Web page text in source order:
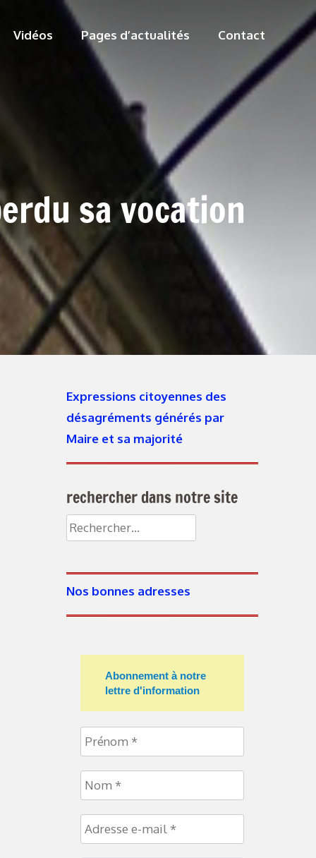
Vidéos Pages d’actualités Contact
sa vocation
Expressions citoyennes des
désagréments générés par
Maire et sa majorité
rechercher dans notre site
Nos bonnes adresses
Abonnement à notre
lettre d'information